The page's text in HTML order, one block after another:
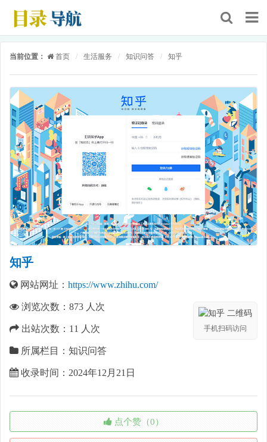
当前位置： 首页 / 生活服务 / 知识问答 / 知乎
知乎
网站网址： https://www.zhihu.com/
手机扫码访问
浏览次数： 873 人次
出站次数： 11 人次
所属栏目：知识问答
收录时间：2024年12月21日
点个赞（0）